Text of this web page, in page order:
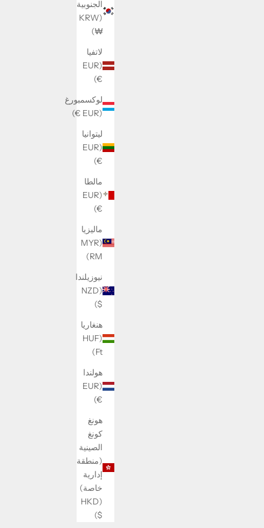
الجنوبية
(KRW
₩)
لاتفيا
(EUR
€)
لوكسمبورغ
(EUR €)
ليتوانيا
(EUR
€)
مالطا
(EUR
€)
ماليزيا
(MYR
RM)
نيوزيلندا
(NZD
$)
هنغاريا
(HUF
Ft)
هولندا
(EUR
€)
هونغ
كونغ
الصينية
(منطقة
إدارية
خاصة)
(HKD
$)
السعر بعد الخصم
225 kr
Mini Rose Ring
السعر بعد الخصم